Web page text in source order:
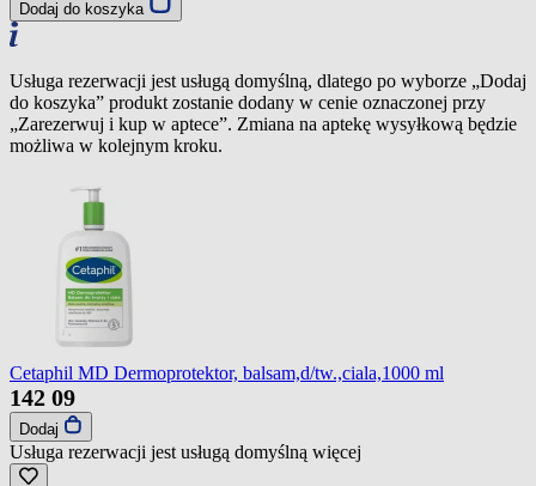
Dodaj do koszyka
Usługa rezerwacji jest usługą domyślną, dlatego po wyborze „Dodaj
do koszyka” produkt zostanie dodany w cenie oznaczonej przy
„Zarezerwuj i kup w aptece”. Zmiana na aptekę wysyłkową będzie
możliwa w kolejnym kroku.
Cetaphil MD Dermoprotektor, balsam,d/tw.,ciala,1000 ml
142 09
Dodaj
Usługa rezerwacji jest usługą domyślną więcej